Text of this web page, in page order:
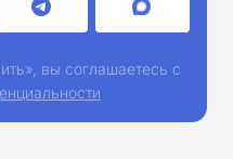
вы соглашаетесь с